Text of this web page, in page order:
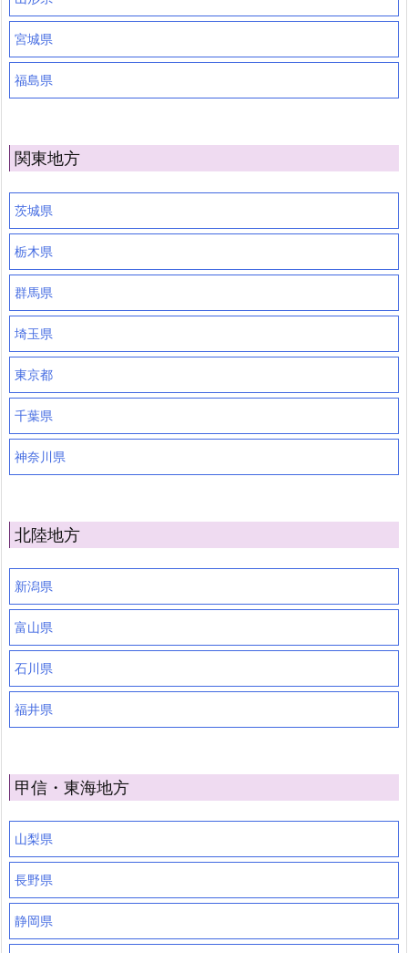
宮城県
福島県
関東地方
茨城県
栃木県
群馬県
埼玉県
東京都
千葉県
神奈川県
北陸地方
新潟県
富山県
石川県
福井県
甲信・東海地方
山梨県
長野県
静岡県